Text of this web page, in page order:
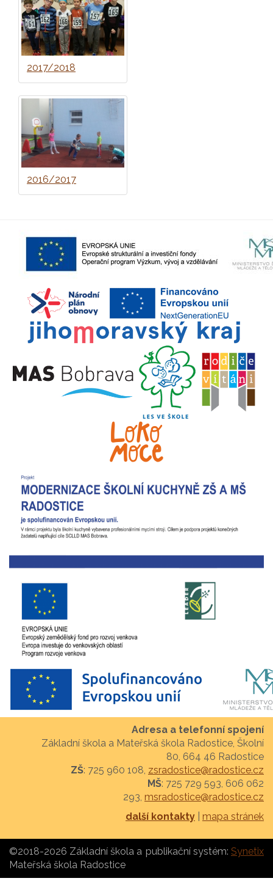
2017/2018
2016/2017
Adresa a telefonní spojení
Základní škola a Mateřská škola Radostice, Školní
80, 664 46 Radostice
ZŠ: 725 960 108, zsradostice@radostice.cz
MŠ: 725 729 593, 606 062
293, msradostice@radostice.cz
další kontakty
mapa stránek
publikační systém: Synetix
©2018-2026 Základní škola a
Mateřská škola Radostice